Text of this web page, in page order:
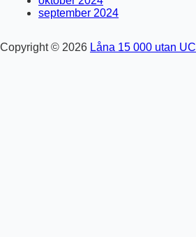
september 2024
Copyright © 2026 Låna 15 000 utan UC